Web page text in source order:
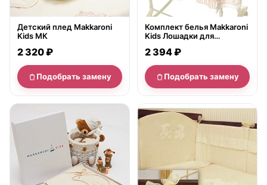
Детский плед Makkaroni
Kids МК
2 320 ₽
Подобрать замену
Комплект белья Makkaroni
Kids Лошадки для
предмета)
2 394 ₽
Подобрать замену